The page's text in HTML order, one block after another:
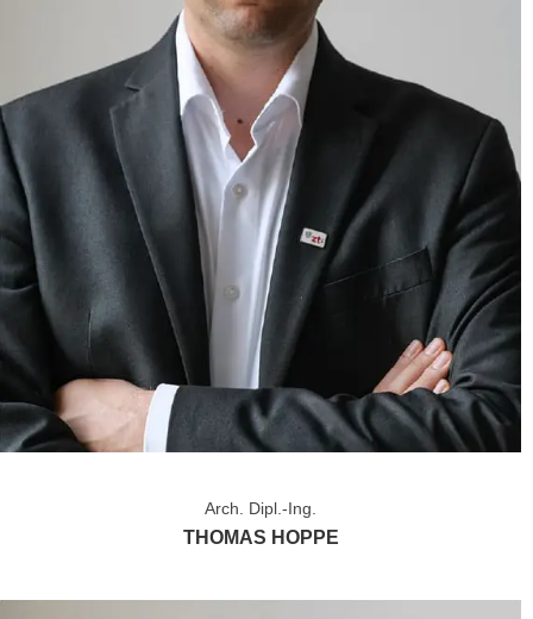
Arch. Dipl.-Ing.
THOMAS HOPPE